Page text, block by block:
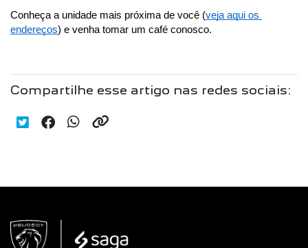
Conheça a unidade mais próxima de você (veja aqui os
endereços) e venha tomar um café conosco.
Compartilhe esse artigo nas redes sociais: